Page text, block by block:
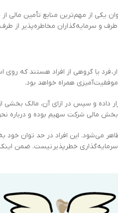
يكي از مهم‌ترین منابع تأمین
و سرمایه‌گذاران مخاطره‌پذیر از طرف
یا گروهی از افراد هستند که روی
همراه خواهد بود.
قرار داده و سپس در ازای آن، مالک
مالی شرکت سهیم بوده و درباره
می‌شود. این افراد در حد توان خود
خطرپذیر نیست. ضمن